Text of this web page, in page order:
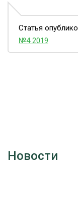
Статья
№4 2019
Новости